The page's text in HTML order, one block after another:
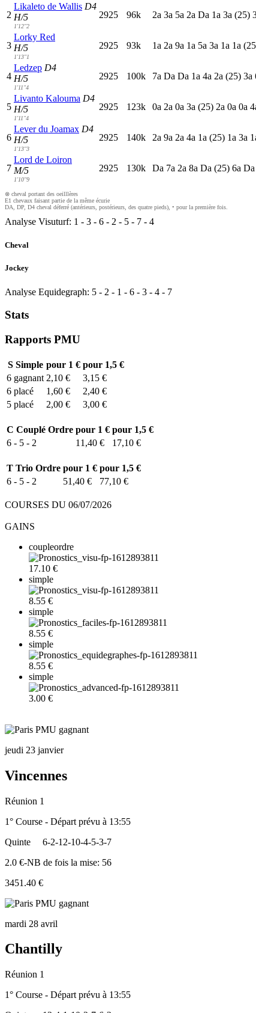
2
Likaleto de Wallis D4
H/5
1'12"2
2925 96k 2a 3a 5a 2a Da 1a 3a (25)
3
Lorky Red
H/5
1'13"1
2925 93k 1a 2a 9a 1a 5a 3a 1a 1a
4
Ledzep D4
H/5
1'11"4
2925 100k 7a Da Da 1a 4a 2a (25) 3a
5
Livanto Kalouma D4
H/5
1'11"4
2925 123k 0a 2a 0a 3a (25) 2a 0a 0a 4
6
Lever du Joamax D4
H/5
1'13"3
2925 140k 2a 9a 2a 4a 1a (25) 1a 3a 1
7
Lord de Loiron
M/5
1'10"9
2925 130k Da 7a 2a 8a Da (25) 6a Da
⊗ cheval portant des oeilllères
E1 chevaux faisant partie de la même écurie
DA, DP, D4 cheval déferré (antérieurs, postérieurs, des quatre pieds), • pour la première fois.
Analyse Visuturf: 1 - 3 - 6 - 2 - 5 - 7 - 4
Cheval
Jockey
Analyse Equidegraph: 5 - 2 - 1 - 6 - 3 - 4 - 7
Stats
Rapports PMU
SSimple pour 1 € pour 1,5 €
6 gagnant 2,10 €
3,15 €
6 placé 1,60 €
2,40 €
5 placé 2,00 € 3,00 €
C Couplé Ordre pour 1 € pour 1,5 €
6 - 5 - 2
11,40 € 17,10 €
T Trio Ordre pour 1 € pour 1,5 €
6 - 5 - 2
51,40 € 77,10 €
COURSES DU 06/07/2026
GAINS
coupleordre
17.10 €
simple
8.55 €
simple
8.55 €
simple
8.55 €
simple
3.00 €
jeudi 23 janvier
Vincennes
Réunion 1
1° Course - Départ prévu à 13:55
Quinte
6-2-12-10-4-5-3-7
2.0 €-NB de fois la mise: 56
3451.40 €
mardi 28 avril
Chantilly
Réunion 1
1° Course - Départ prévu à 13:55